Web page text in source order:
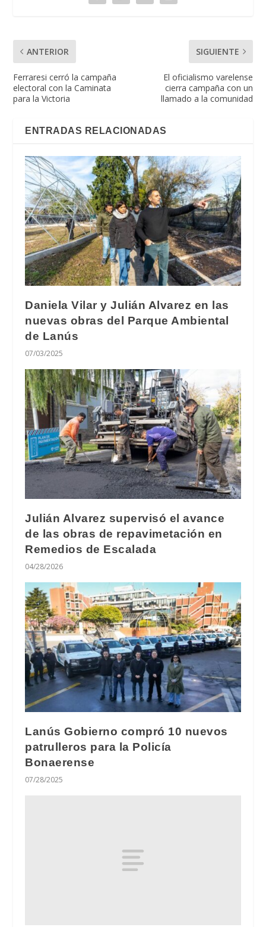
ANTERIOR
Ferraresi cerró la campaña
electoral con la Caminata
para la Victoria
SIGUIENTE
El oficialismo varelense
cierra campaña con un
llamado a la comunidad
ENTRADAS RELACIONADAS
Daniela Vilar y Julián Alvarez en las
nuevas obras del Parque Ambiental
de Lanús
07/03/2025
Julián Alvarez supervisó el avance
de las obras de repavimetación en
Remedios de Escalada
04/28/2026
Lanús Gobierno compró 10 nuevos
patrulleros para la Policía
Bonaerense
07/28/2025